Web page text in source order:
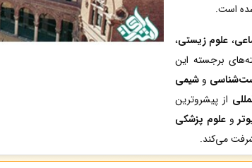
است.
، علوم زیستی،
برجسته این
و شیمی
از پیشروترین
و علوم پزشکی
می‌کند.